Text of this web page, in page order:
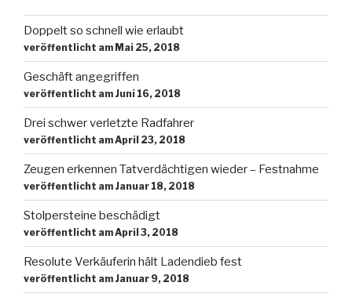
Doppelt so schnell wie erlaubt
veröffentlicht am Mai 25, 2018
Geschäft angegriffen
veröffentlicht am Juni 16, 2018
Drei schwer verletzte Radfahrer
veröffentlicht am April 23, 2018
Zeugen erkennen Tatverdächtigen wieder – Festnahme
veröffentlicht am Januar 18, 2018
Stolpersteine beschädigt
veröffentlicht am April 3, 2018
Resolute Verkäuferin hält Ladendieb fest
veröffentlicht am Januar 9, 2018